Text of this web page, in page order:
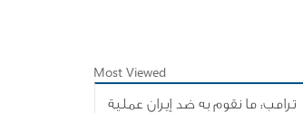
Most Viewed
ترامب: ما نقوم به ضد إيران عملية